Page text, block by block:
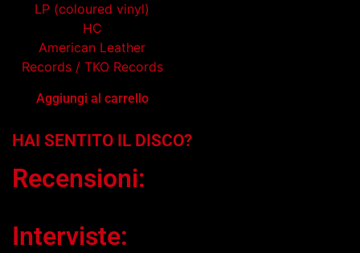
LP (coloured vinyl)
HC
American Leather
Records ‎/ TKO Records
Aggiungi al carrello
HAI SENTITO IL DISCO?
Recensioni:
Interviste: